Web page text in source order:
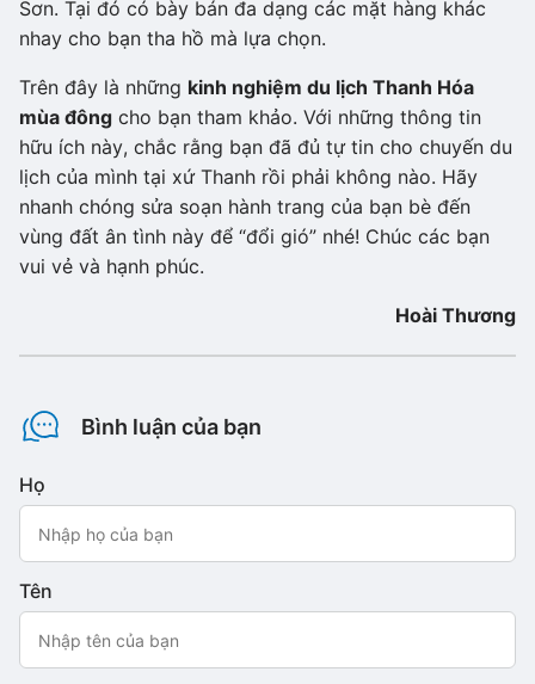
Sơn. Tại đó có bày bán đa dạng các mặt hàng khác
nhay cho bạn tha hồ mà lựa chọn.
Trên đây là những kinh nghiệm du lịch Thanh Hóa
mùa đông cho bạn tham khảo. Với những thông tin
hữu ích này, chắc rằng bạn đã đủ tự tin cho chuyến du
lịch của mình tại xứ Thanh rồi phải không nào. Hãy
nhanh chóng sửa soạn hành trang của bạn bè đến
vùng đất ân tình này để “đổi gió” nhé! Chúc các bạn
vui vẻ và hạnh phúc.
Hoài Thương
Bình luận của bạn
Họ
Tên